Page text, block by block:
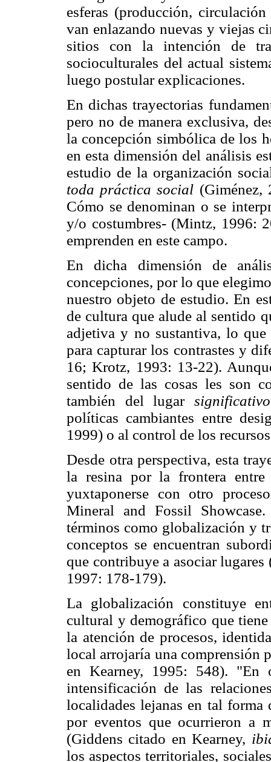
esferas (producción,
van enlazando nuevas y viejas
sitios con la intención de
socioculturales del actual
luego postular explicaciones.
En dichas trayectorias
pero no de manera exclusiva,
la concepción simbólica de los
en esta dimensión del análisis
estudio de la organización
toda práctica social (Giménez,
Cómo se denominan o se
y/o costumbres- (Mintz, 1996:
emprenden en este campo.
En dicha dimensión de
concepciones, por lo que
nuestro objeto de estudio. En
de cultura que alude al sentido
adjetiva y no sustantiva, lo
para capturar los contrastes y
16; Krotz, 1993: 13-22).
sentido de las cosas les son
también del lugar significativo
políticas cambiantes entre
1999) o al control de los
Desde otra perspectiva, esta
la resina por la frontera
yuxtaponerse con otro
Mineral and Fossil
términos como globalización y
conceptos se encuentran
que contribuye a asociar
1997: 178-179).
La globalización constituye
cultural y demográfico que
la atención de procesos,
local arrojaría una comprensión
en Kearney, 1995: 548). "En
intensificación de las
localidades lejanas en tal forma
por eventos que ocurrieron a
(Giddens citado en Kearney,
los aspectos territoriales,